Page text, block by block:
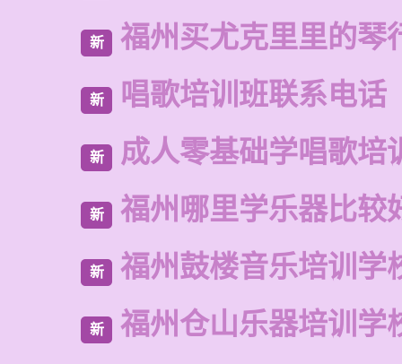
新 福州买尤克里里的琴
新 唱歌培训班联系电话
新 成人零基础学唱歌培
新 福州哪里学乐器比较
新 福州鼓楼音乐培训学
新 福州仓山乐器培训学